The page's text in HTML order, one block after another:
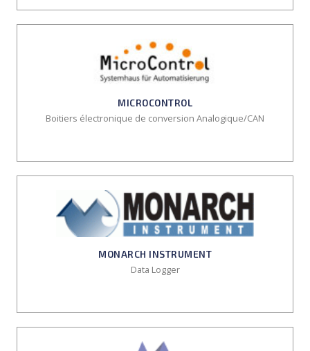
MICROCONTROL
Boitiers électronique de conversion Analogique/CAN
MONARCH INSTRUMENT
Data Logger